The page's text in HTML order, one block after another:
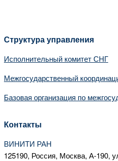
Структура управления
Исполнительный комитет СНГ
Межгосударственный
Базовая организация по
Контакты
ВИНИТИ РАН
125190, Россия, Москва, А-190,